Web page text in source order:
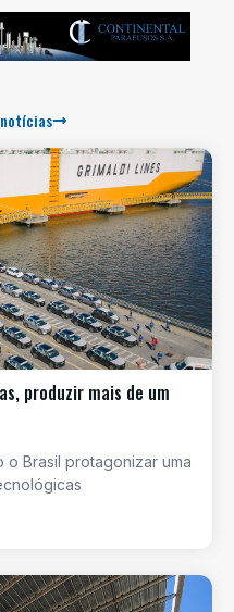
produzir mais de um
o Brasil protagonizar uma